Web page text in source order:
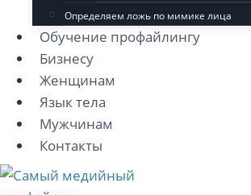
Определяем ложь по мимике лица
Обучение профайлингу
Бизнесу
Женщинам
Язык тела
Мужчинам
Контакты